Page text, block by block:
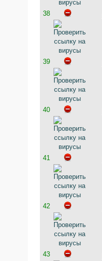
38
39
40
41
42
43